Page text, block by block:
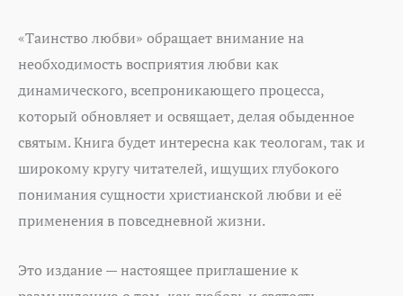
«Таинство любви» обращает внимание на
необходимость восприятия любви как
динамического, всепроникающего процесса,
который обновляет и освящает, делая обыденное
святым. Книга будет интересна как теологам, так и
широкому кругу читателей, ищущих глубокого
понимания сущности христианской любви и её
применения в повседневной жизни.
Это издание — настоящее приглашение к